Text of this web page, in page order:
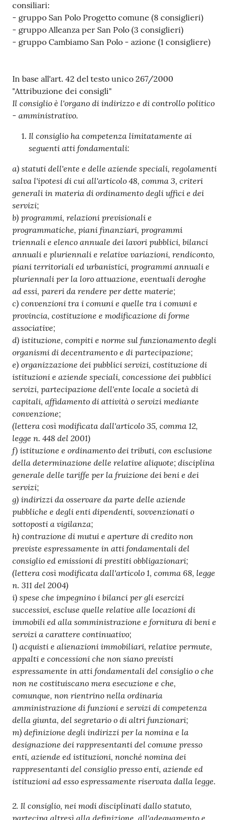
consiliari:
- gruppo San Polo Progetto comune (8 consiglieri)
- gruppo Alleanza per San Polo (3 consiglieri)
- gruppo Cambiamo San Polo - azione (1 consigliere)
In base all'art. 42 del testo unico 267/2000
"Attribuzione dei consigli"
Il consiglio è l'organo di indirizzo e di controllo politico
- amministrativo.
Il consiglio ha competenza limitatamente ai
seguenti atti fondamentali:
a) statuti dell'ente e delle aziende speciali, regolamenti
salva l'ipotesi di cui all'articolo 48, comma 3, criteri
generali in materia di ordinamento degli uffici e dei
servizi;
b) programmi, relazioni previsionali e
programmatiche, piani finanziari, programmi
triennali e elenco annuale dei lavori pubblici, bilanci
annuali e pluriennali e relative variazioni, rendiconto,
piani territoriali ed urbanistici, programmi annuali e
pluriennali per la loro attuazione, eventuali deroghe
ad essi, pareri da rendere per dette materie;
c) convenzioni tra i comuni e quelle tra i comuni e
provincia, costituzione e modificazione di forme
associative;
d) istituzione, compiti e norme sul funzionamento degli
organismi di decentramento e di partecipazione;
e) organizzazione dei pubblici servizi, costituzione di
istituzioni e aziende speciali, concessione dei pubblici
servizi, partecipazione dell'ente locale a società di
capitali, affidamento di attività o servizi mediante
convenzione;
(lettera così modificata dall'articolo 35, comma 12,
legge n. 448 del 2001)
f) istituzione e ordinamento dei tributi, con esclusione
della determinazione delle relative aliquote; disciplina
generale delle tariffe per la fruizione dei beni e dei
servizi;
g) indirizzi da osservare da parte delle aziende
pubbliche e degli enti dipendenti, sovvenzionati o
sottoposti a vigilanza;
h) contrazione di mutui e aperture di credito non
previste espressamente in atti fondamentali del
consiglio ed emissioni di prestiti obbligazionari;
(lettera così modificata dall'articolo 1, comma 68, legge
n. 311 del 2004)
i) spese che impegnino i bilanci per gli esercizi
successivi, escluse quelle relative alle locazioni di
immobili ed alla somministrazione e fornitura di beni e
servizi a carattere continuativo;
l) acquisti e alienazioni immobiliari, relative permute,
appalti e concessioni che non siano previsti
espressamente in atti fondamentali del consiglio o che
non ne costituiscano mera esecuzione e che,
comunque, non rientrino nella ordinaria
amministrazione di funzioni e servizi di competenza
della giunta, del segretario o di altri funzionari;
m) definizione degli indirizzi per la nomina e la
designazione dei rappresentanti del comune presso
enti, aziende ed istituzioni, nonché nomina dei
rappresentanti del consiglio presso enti, aziende ed
istituzioni ad esso espressamente riservata dalla legge.
2. Il consiglio, nei modi disciplinati dallo statuto,
partecipa altresì alla definizione, all'adeguamento e